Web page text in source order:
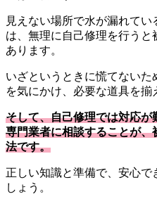
見えない場所で水が漏れて
は、無理に自己修理を行う
あります。
いざというときに慌てない
を気にかけ、必要な道具を揃
そして、自己修理では対応
専門業者に相談することが
法です。
正しい知識と準備で、安心で
しょう。